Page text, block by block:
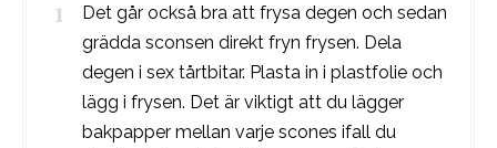
Det går också bra att frysa degen och sedan
grädda sconsen direkt fryn frysen. Dela
degen i sex tårtbitar. Plasta in i plastfolie och
lägg i frysen. Det är viktigt att du lägger
bakpapper mellan varje scones ifall du